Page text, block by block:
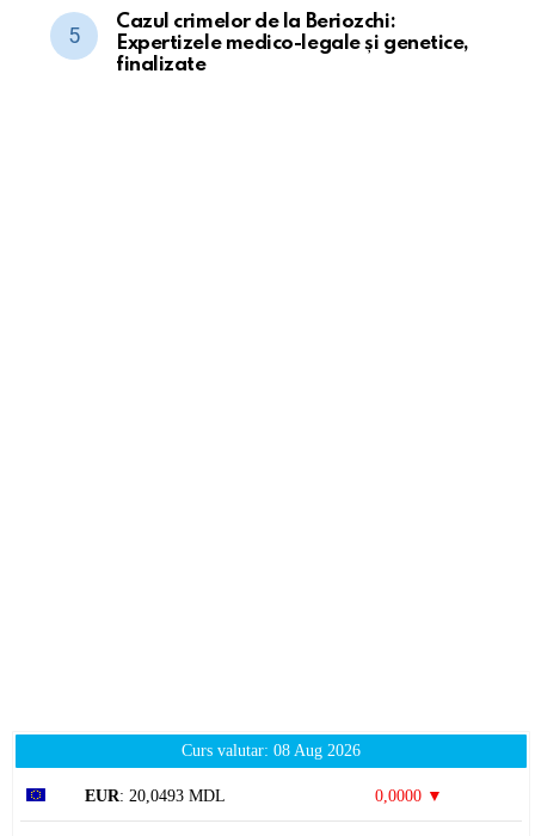
Cazul crimelor de la Beriozchi:
Expertizele medico-legale și genetice,
finalizate
Curs valutar: 08 Aug 2026
EUR: 20,0493 MDL 0,0000 ▼